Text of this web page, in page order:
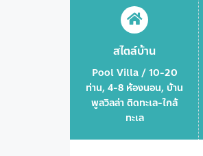
สไตล์บ้าน
Pool Villa / 10-20
ท่าน, 4-8 ห้องนอน, บ้าน
พูลวิลล่า ติดทะเล-ใกล้
ทะเล